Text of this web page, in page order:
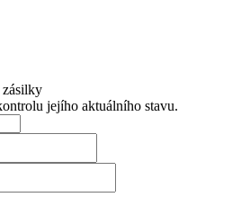
jejího aktuálního stavu.